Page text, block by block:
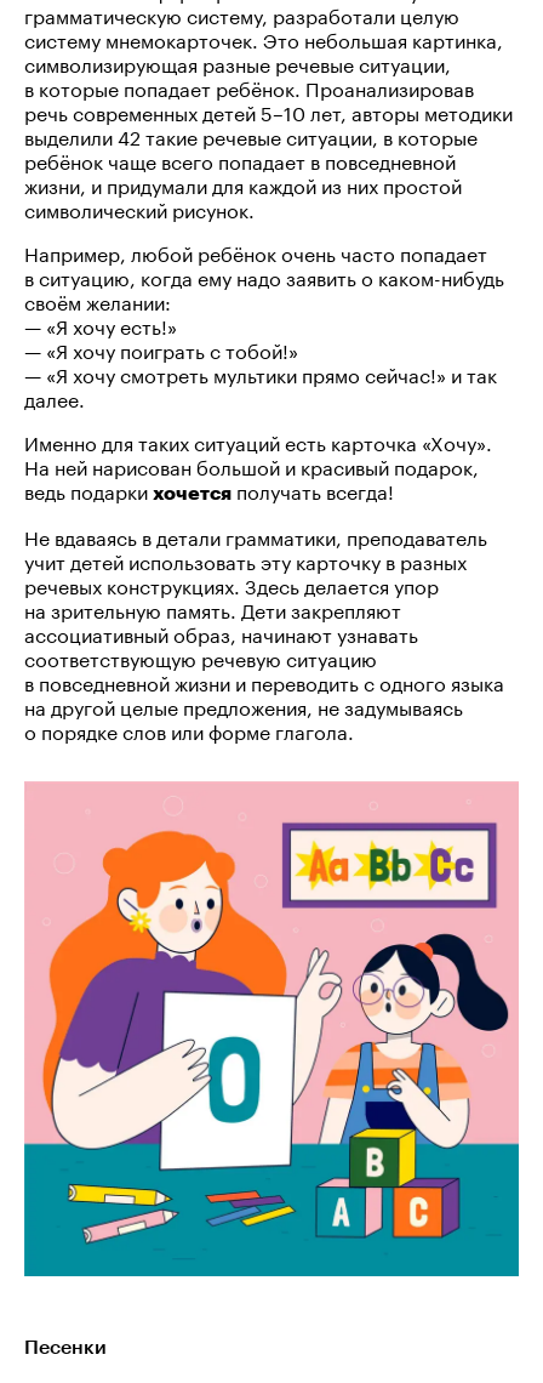
грамматическую систему, разработали целую
систему мнемокарточек. Это небольшая картинка,
символизирующая разные речевые ситуации,
в которые попадает ребёнок. Проанализировав
речь современных детей 5–10 лет, авторы методики
выделили 42 такие речевые ситуации, в которые
ребёнок чаще всего попадает в повседневной
жизни, и придумали для каждой из них простой
символический рисунок.
Например, любой ребёнок очень часто попадает
в ситуацию, когда ему надо заявить о каком-нибудь
своём желании:
— «Я хочу есть!»
— «Я хочу поиграть с тобой!»
— «Я хочу смотреть мультики прямо сейчас!» и так
далее.
Именно для таких ситуаций есть карточка «Хочу».
На ней нарисован большой и красивый подарок,
ведь подарки хочется получать всегда!
Не вдаваясь в детали грамматики, преподаватель
учит детей использовать эту карточку в разных
речевых конструкциях. Здесь делается упор
на зрительную память. Дети закрепляют
ассоциативный образ, начинают узнавать
соответствующую речевую ситуацию
в повседневной жизни и переводить с одного языка
на другой целые предложения, не задумываясь
о порядке слов или форме глагола.
Песенки